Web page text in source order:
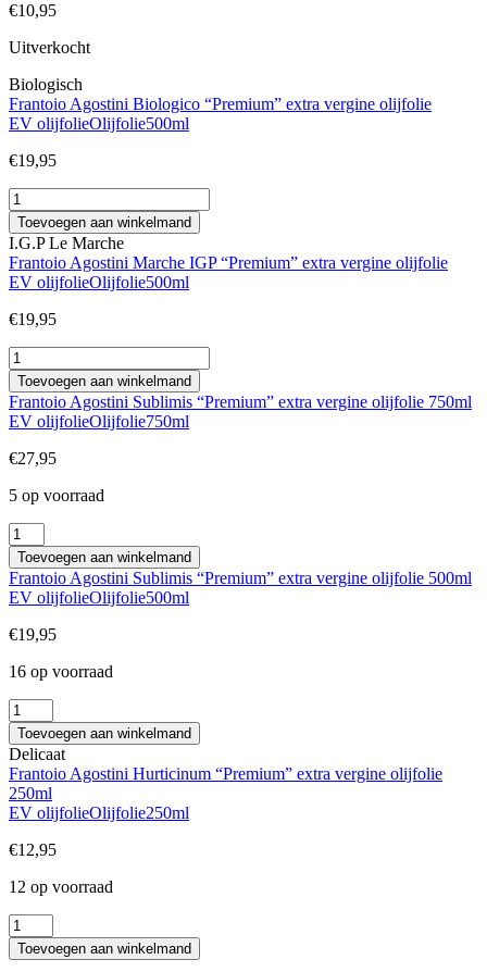
€10,95
Uitverkocht
Biologisch
Frantoio Agostini Biologico “Premium” extra vergine olijfolie
EV olijfolieOlijfolie500ml
€19,95
Frantoio
Agostini
Biologico
"Premium"
extra
vergine
olijfolie
aantal
Toevoegen aan winkelmand
I.G.P Le Marche
Frantoio Agostini Marche IGP “Premium” extra vergine olijfolie
EV olijfolieOlijfolie500ml
€19,95
Frantoio
Agostini
Marche
IGP
"Premium"
extra
vergine
olijfolie
Toevoegen aan winkelmand
Frantoio Agostini Sublimis “Premium” extra vergine olijfolie 750ml
EV olijfolieOlijfolie750ml
€27,95
5 op voorraad
Frantoio
Agostini
Sublimis
"Premium"
extra
vergine
olijfolie
750ml
Toevoegen aan winkelmand
Frantoio Agostini Sublimis “Premium” extra vergine olijfolie 500ml
EV olijfolieOlijfolie500ml
€19,95
16 op voorraad
Frantoio
Agostini
Sublimis
"Premium"
extra
vergine
olijfolie
500ml
aantal
Toevoegen aan winkelmand
Delicaat
Frantoio Agostini Hurticinum “Premium” extra vergine olijfolie
250ml
EV olijfolieOlijfolie250ml
€12,95
12 op voorraad
Frantoio
Agostini
Hurticinum
Toevoegen aan winkelmand